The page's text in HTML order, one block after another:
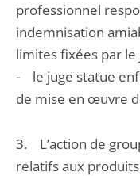
professionnel
indemnisation
limites fixées par le
- le juge statue
de mise en œuvre
3. L’action de
relatifs aux